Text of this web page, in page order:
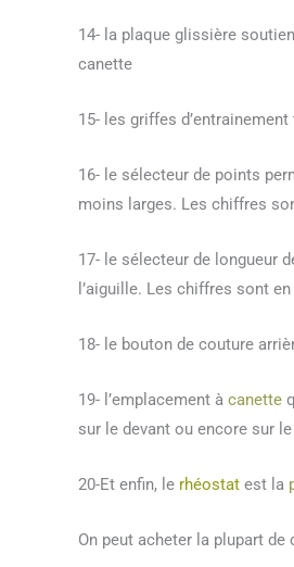
14- la plaque glissière
canette
15- les griffes
16- le sélecteur de points
moins larges. Les chiffres
17- le sélecteur de longueur
l’aiguille. Les chiffres sont
18- le bouton de couture
19- l’emplacement à canette
sur le devant ou encore sur
20-Et enfin, le rhéostat est la
On peut acheter la plupart de